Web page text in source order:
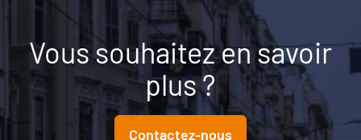
Vous souhaitez en savoir
plus ?
Contactez-nous